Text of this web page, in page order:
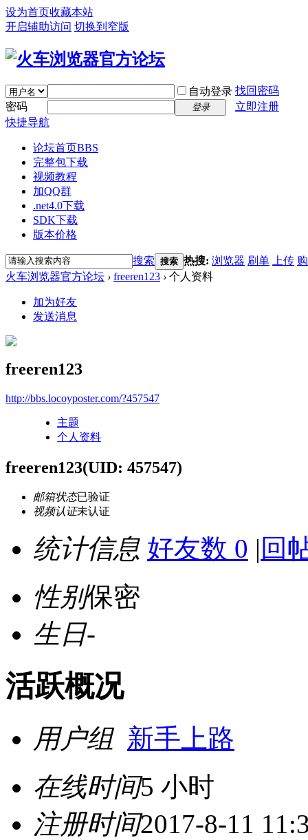
设为首页收藏本站
开启辅助访问 切换到窄版
自动登录 找回密码
密码
登录
立即注册
快捷导航
论坛首页BBS
完整包下载
视频教程
加QQ群
.net4.0下载
SDK下载
版本价格
搜索 搜索 热搜: 浏览器 刷单 上传
火车浏览器官方论坛 › freeren123 › 个人资料
加为好友
发送消息
freeren123
http://bbs.locoyposter.com/?457547
主题
个人资料
freeren123(UID: 457547)
邮箱状态已验证
视频认证未认证
统计信息 好友数 0 | 回
性别保密
生日-
活跃概况
用户组 新手上路
在线时间5 小时
注册时间2017-8-11